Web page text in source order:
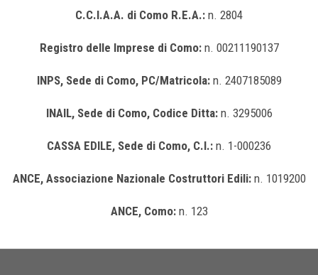
C.C.I.A.A. di Como R.E.A.: n. 2804
Registro delle Imprese di Como:n. 00211190137
INPS, Sede di Como, PC/Matricola:n. 2407185089
INAIL, Sede di Como, Codice Ditta:n. 3295006
CASSA EDILE, Sede di Como, C.I.: n. 1-000236
ANCE, Associazione Nazionale Costruttori Edili:n. 1019200
ANCE, Como:n. 123